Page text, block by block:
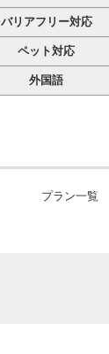
バリアフリー対応
ペット対応
外国語
プラン一覧